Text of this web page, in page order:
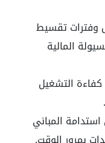
وفترات تقسيط
المالية
التشغيل
المباني